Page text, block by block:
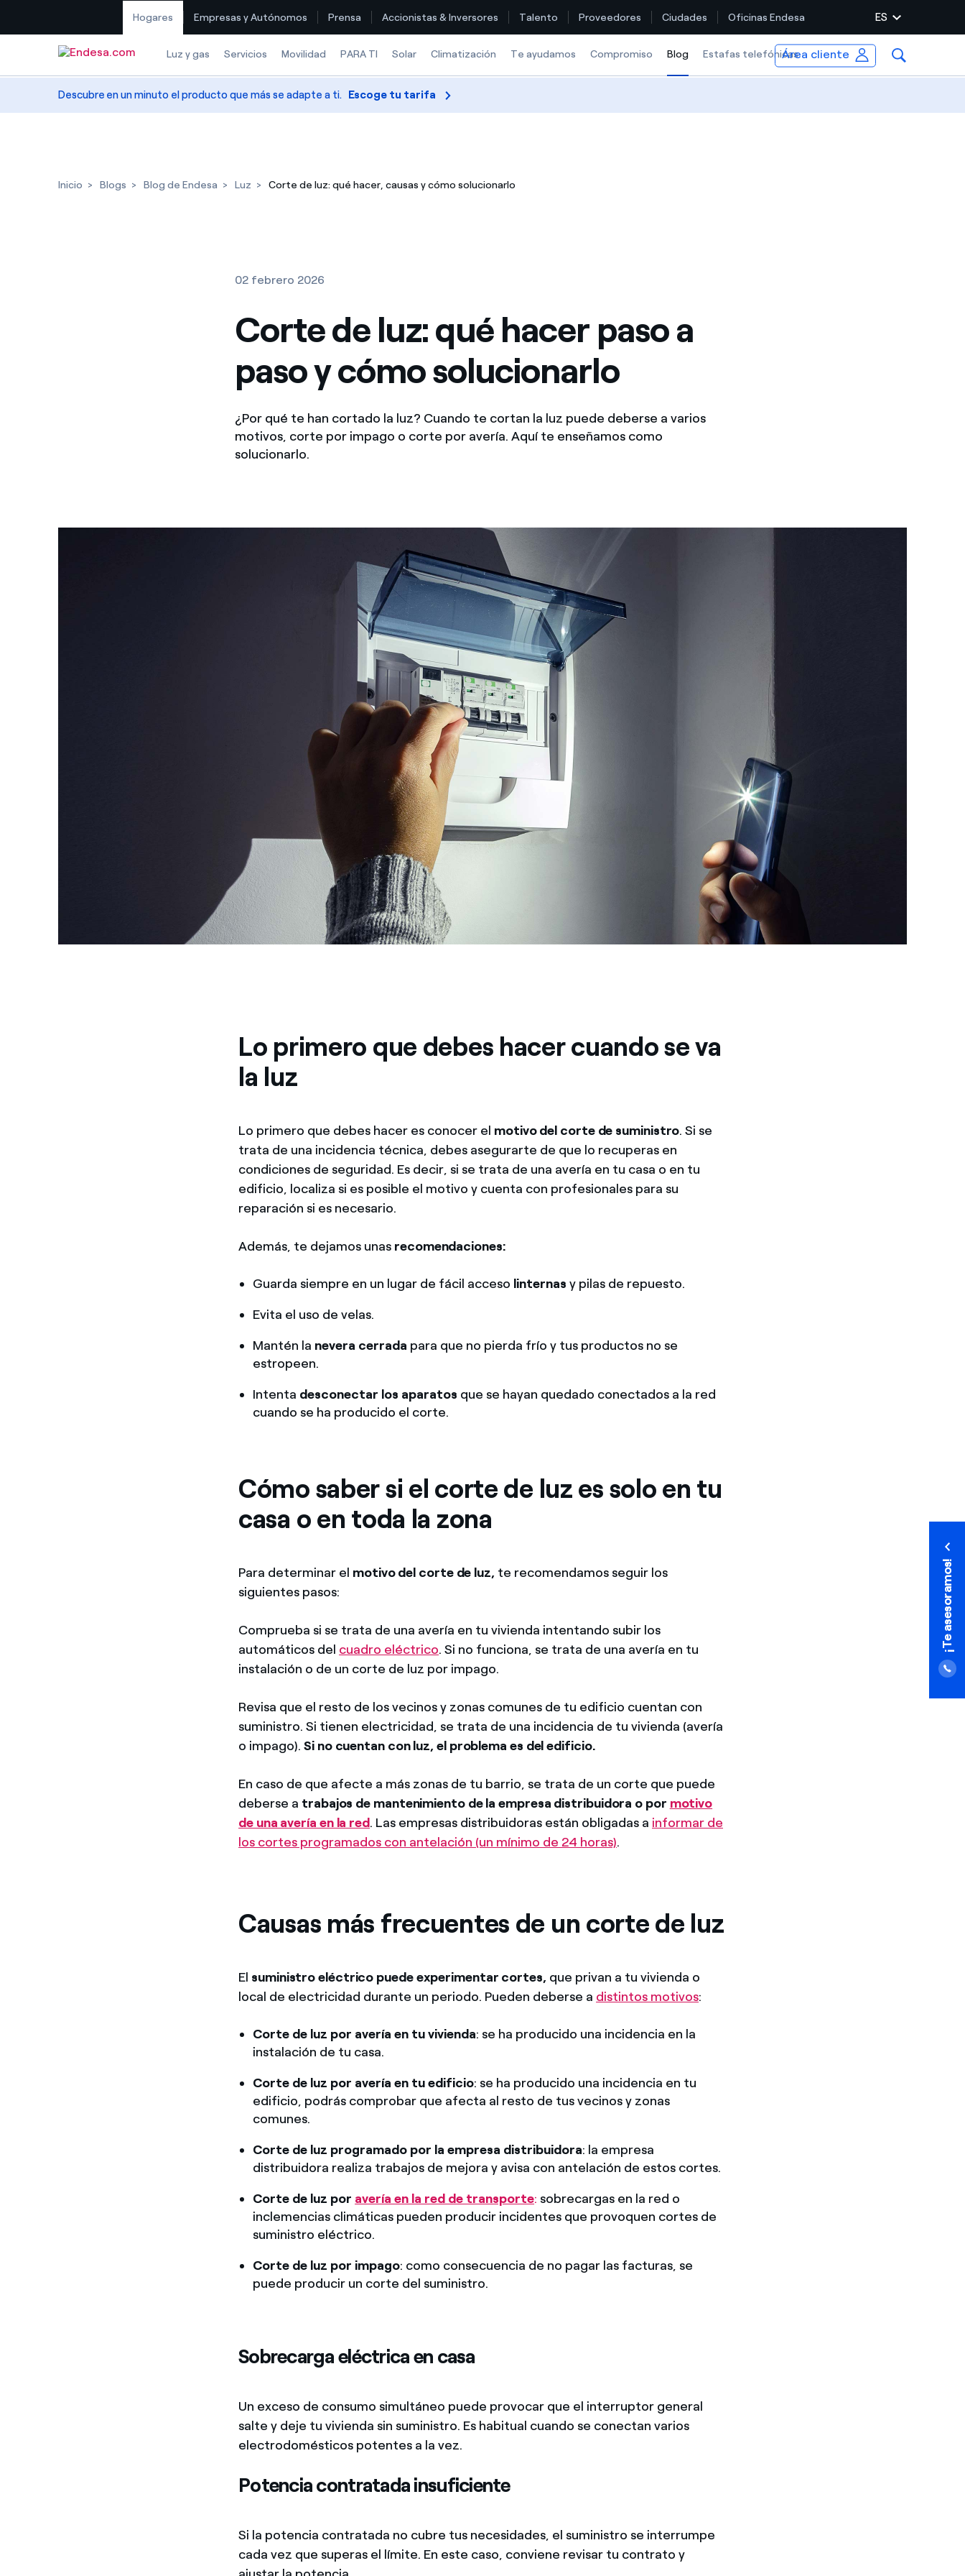
Hogares Empresas y Autónomos Prensa Accionistas & Inversores Talento Proveedores Ciudades Oficinas Endesa ES
Luz y gas Servicios Movilidad PARA TI Solar Climatización Te ayudamos Compromiso Blog Selected item
Estafas telefónicasÁrea cliente
Ofertas para autónomos y Pymes
¿Gestionas varias comunidades de propietarios?
Descubre en un minuto el producto que más se adapte a ti. Escoge tu tarifa
Inicio Blogs Blog de Endesa Luz Corte de luz: qué hacer, causas y cómo solucionarlo
02 febrero 2026
Corte de luz: qué hacer paso a
paso y cómo solucionarlo
¿Por qué te han cortado la luz? Cuando te cortan la luz puede deberse a varios
motivos, corte por impago o corte por avería. Aquí te enseñamos como
solucionarlo.
Lo primero que debes hacer cuando se va
la luz
Lo primero que debes hacer es conocer el motivo del corte de suministro. Si se
trata de una incidencia técnica, debes asegurarte de que lo recuperas en
condiciones de seguridad. Es decir, si se trata de una avería en tu casa o en tu
edificio, localiza si es posible el motivo y cuenta con profesionales para su
reparación si es necesario.
Además, te dejamos unas recomendaciones:
Guarda siempre en un lugar de fácil acceso linternas y pilas de repuesto.
Evita el uso de velas.
Mantén la nevera cerrada para que no pierda frío y tus productos no se
estropeen.
Intenta desconectar los aparatos que se hayan quedado conectados a la red
cuando se ha producido el corte.
Cómo saber si el corte de luz es solo en tu
casa o en toda la zona
Para determinar el motivo del corte de luz, te recomendamos seguir los
siguientes pasos:
Comprueba si se trata de una avería en tu vivienda intentando subir los
automáticos del cuadro eléctrico. Si no funciona, se trata de una avería en tu
instalación o de un corte de luz por impago.
Revisa que el resto de los vecinos y zonas comunes de tu edificio cuentan con
suministro. Si tienen electricidad, se trata de una incidencia de tu vivienda (avería
o impago).Si no cuentan con luz, el problema es del edificio.
En caso de que afecte a más zonas de tu barrio, se trata de un corte que puede
deberse a trabajos de mantenimiento de la empresa distribuidora o por motivo
de una avería en la red. Las empresas distribuidoras están obligadas a informar de
los cortes programados con antelación (un mínimo de 24 horas).
Causas más frecuentes de un corte de luz
El suministro eléctrico puede experimentar cortes, que privan a tu vivienda o
local de electricidad durante un periodo. Pueden deberse a distintos motivos:
Corte de luz por avería en tu vivienda: se ha producido una incidencia en la
instalación de tu casa.
Corte de luz por avería en tu edificio: se ha producido una incidencia en tu
edificio, podrás comprobar que afecta al resto de tus vecinos y zonas
comunes.
Corte de luz programado por la empresa distribuidora: la empresa
distribuidora realiza trabajos de mejora y avisa con antelación de estos cortes.
Corte de luz por avería en la red de transporte: sobrecargas en la red o
inclemencias climáticas pueden producir incidentes que provoquen cortes de
suministro eléctrico.
Corte de luz por impago: como consecuencia de no pagar las facturas, se
puede producir un corte del suministro.
Sobrecarga eléctrica en casa
Un exceso de consumo simultáneo puede provocar que el interruptor general
salte y deje tu vivienda sin suministro. Es habitual cuando se conectan varios
electrodomésticos potentes a la vez.
Potencia contratada insuficiente
Si la potencia contratada no cubre tus necesidades, el suministro se interrumpe
cada vez que superas el límite. En este caso, conviene revisar tu contrato y
¡Te asesoramos!
¡Te asesoramos!